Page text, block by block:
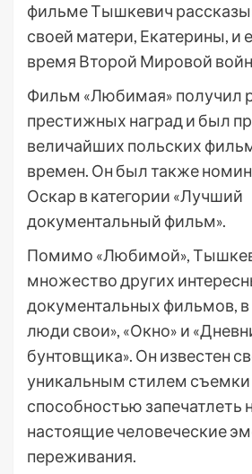
фильме Тышкевич
своей матери, Екатерины, и
время Второй Мировой
Фильм «Любимая» получил
престижных наград и был
величайших польских
времен. Он был также
Оскар в категории «Лучший
документальный фильм».
Помимо «Любимой»,
множество других
документальных фильмов, в
люди свои», «Окно» и
бунтовщика». Он известен
уникальным стилем съемки
способностью запечатлеть
настоящие человеческие
переживания.